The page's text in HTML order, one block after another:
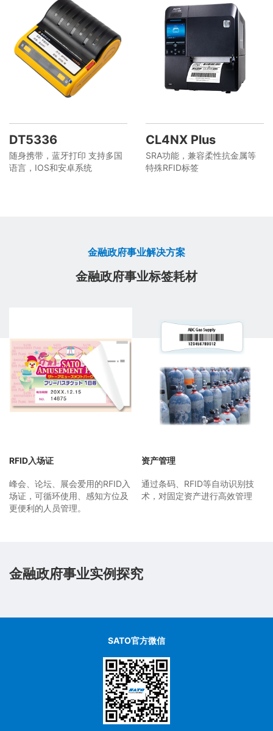
DT5336
随身携带，蓝牙打印 支持多国
语言，IOS和安卓系统
CL4NX Plus
SRA功能，兼容柔性抗金属等
特殊RFID标签
金融政府事业解决方案
金融政府事业标签耗材
RFID入场证
峰会、论坛、展会爱用的RFID入
场证，可循环使用、感知方位及
更便利的人员管理。
资产管理
通过条码、RFID等自动识别技
术，对固定资产进行高效管理
金融政府事业实例探究
SATO官方微信